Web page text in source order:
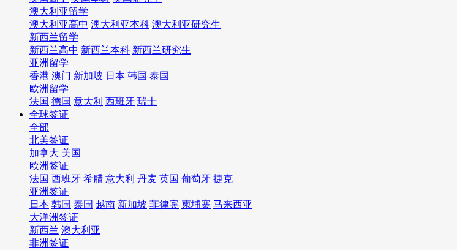
澳大利亚留学
澳大利亚高中 澳大利亚本科 澳大利亚研究生
新西兰留学
新西兰高中 新西兰本科 新西兰研究生
亚洲留学
香港 澳门 新加坡 日本 韩国 泰国
欧洲留学
法国 德国 意大利 西班牙 瑞士
全球签证
全部
北美签证
加拿大 美国
欧洲签证
法国 西班牙 希腊 意大利 丹麦 英国 葡萄牙 捷克
亚洲签证
日本 韩国 泰国 越南 新加坡 菲律宾 柬埔寨 马来西亚
大洋洲签证
新西兰 澳大利亚
非洲签证